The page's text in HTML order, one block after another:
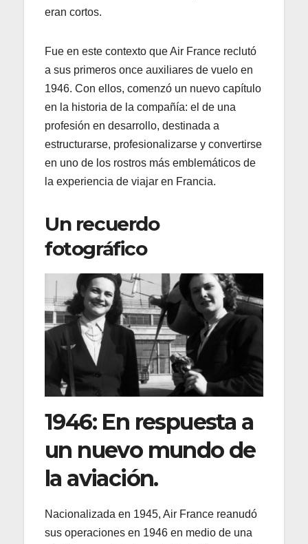
eran cortos.
Fue en este contexto que Air France reclutó
a sus primeros once auxiliares de vuelo en
1946. Con ellos, comenzó un nuevo capítulo
en la historia de la compañía: el de una
profesión en desarrollo, destinada a
estructurarse, profesionalizarse y convertirse
en uno de los rostros más emblemáticos de
la experiencia de viajar en Francia.
Un recuerdo
fotográfico
1946: En respuesta a
un nuevo mundo de
la aviación.
Nacionalizada en 1945, Air France reanudó
sus operaciones en 1946 en medio de una